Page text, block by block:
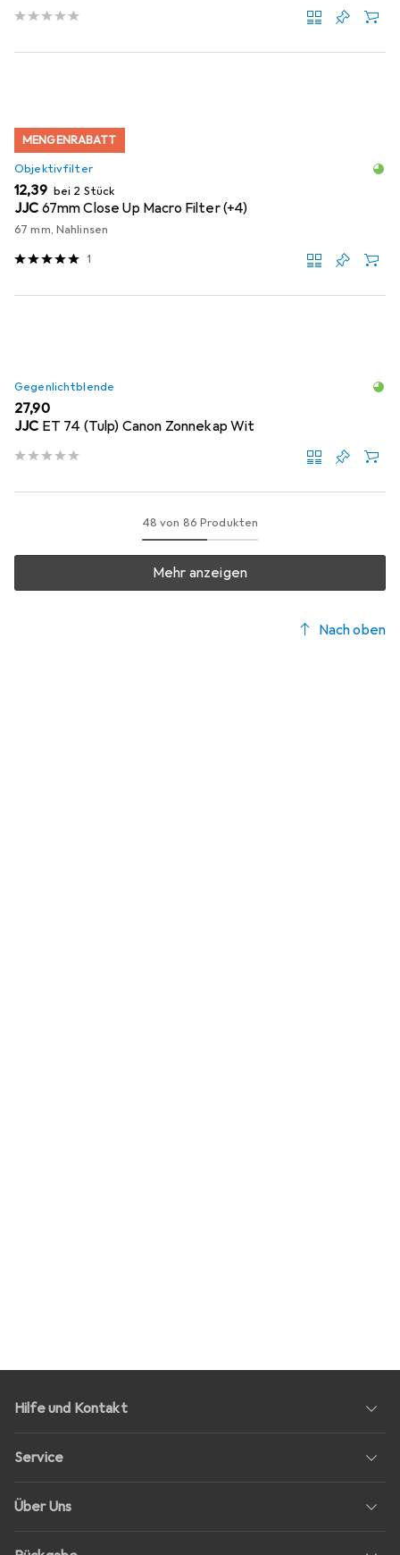
MENGENRABATT
Objektivfilter
EUR
12,39 bei 2 Stück
JJC 67mm Close Up Macro Filter (+4)
67 mm, Nahlinsen
1
Gegenlichtblende
EUR
27,90
JJC ET 74 (Tulp) Canon Zonnekap Wit
48 von 86 Produkten
Mehr anzeigen
Nach oben
Hilfe und Kontakt
Service
Über Uns